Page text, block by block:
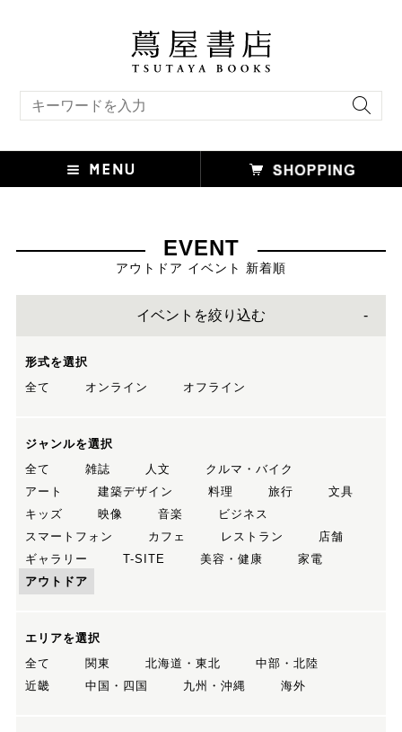
EVENT
アウトドア イベント 新着順
イベントを絞り込む
形式を選択
全て
オンライン オフライン
ジャンルを選択
全て
雑誌 人文
クルマ・バイク
アート
建築デザイン 料理 旅行
文具
キッズ
映像 音楽
ビジネス
スマートフォン
カフェ レストラン
店舗
ギャラリー
T-SITE 美容・健康
家電
アウトドア
エリアを選択
全て
関東 北海道・東北
中部・北陸
近畿
中国・四国 九州・沖縄 海外